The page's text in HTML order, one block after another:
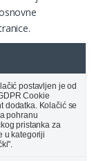
postavljen je od
Cookie
dodatka. Kolačić se
pohranu
pristanka za
u kategoriji